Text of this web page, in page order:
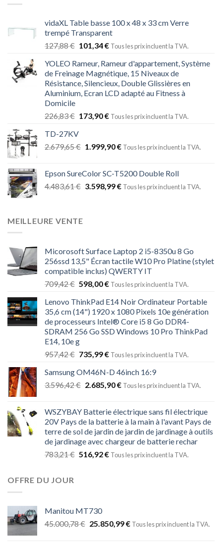
vidaXL Table basse 100 x 48 x 33 cm Verre
trempé Transparent
127,88€ 101,34€ Tous les prix incluent la TVA.
YOLEO Rameur, Rameur d'appartement, Système
de Freinage Magnétique, 15 Niveaux de
Résistance, Silencieux, Double Glissières en
Aluminium, Ecran LCD adapté au Fitness à
Domicile
226,83€ 173,90€ Tous les prix incluent la TVA.
TD-27KV
2.679,65€ 1.999,90€ Tous les prix incluent la TVA.
Epson SureColor SC-T5200 Double Roll
4.483,61€ 3.598,99€ Tous les prix incluent la TVA.
MEILLEURE VENTE
Micorosoft Surface Laptop 2 i5-8350u 8 Go
256ssd 13,5" Écran tactile W10 Pro Platine (stylet
compatible inclus) QWERTY IT
709,42€ 598,00€ Tous les prix incluent la TVA.
Lenovo ThinkPad E14 Noir Ordinateur Portable
35,6 cm (14") 1920 x 1080 Pixels 10e génération
de processeurs Intel® Core i5 8 Go DDR4-
SDRAM 256 Go SSD Windows 10 Pro ThinkPad
E14, 10e g
957,42€ 735,99€ Tous les prix incluent la TVA.
Samsung OM46N-D 46inch 16:9
3.596,42€ 2.685,90€ Tous les prix incluent la TVA.
WSZYBAY Batterie électrique sans fil électrique
20V Pays de la batterie à la main à l'avant Pays de
terre de sol de jardin de jardin de jardinage à outils
de jardinage avec chargeur de batterie rechar
783,21€ 516,92€ Tous les prix incluent la TVA.
OFFRE DU JOUR
Manitou MT730
45.000,78€ 25.850,99€ Tous les prix incluent la TVA.